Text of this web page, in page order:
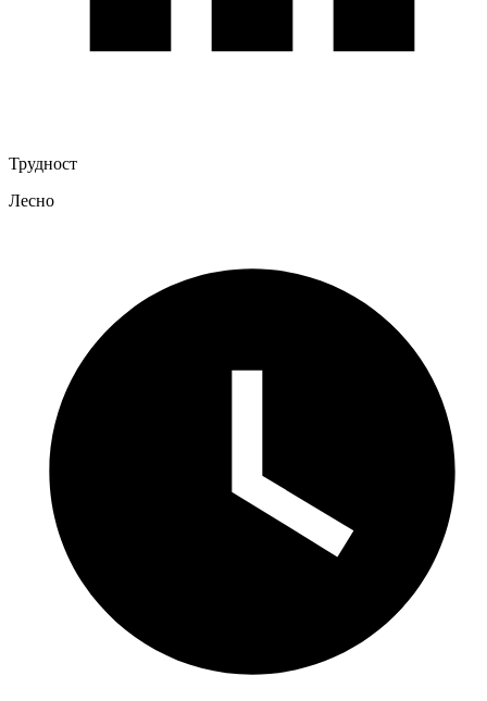
Трудност
Лесно